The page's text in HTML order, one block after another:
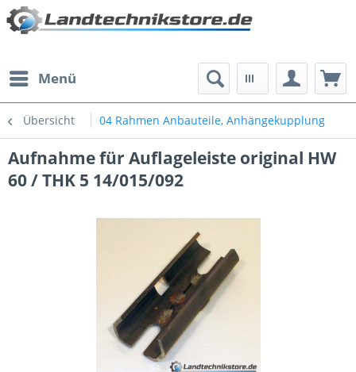
Menü
Übersicht 04 Rahmen Anbauteile, Anhängekupplung
Aufnahme für Auflageleiste original HW
60 / THK 5 14/015/092